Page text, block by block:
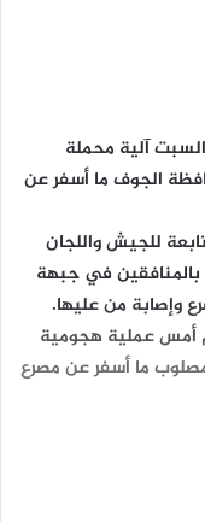
آلية محملة
الجوف ما أسفر عن
للجيش واللجان
في جبهة
وإصابة من عليها.
أمس عملية هجومية
ما أسفر عن مصرع